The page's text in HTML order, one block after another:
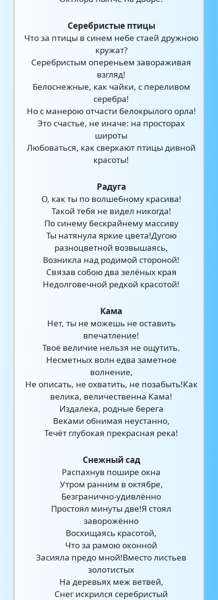
Серебристые птицы
Что за птицы в синем небе стаей дружною
кружат?
Серебристым опереньем завораживая
взгляд!
Белоснежные, как чайки, с переливом
серебра!
Но с манерою отчасти белокрылого орла!
Это счастье, не иначе: на просторах
широты
Любоваться, как сверкают птицы дивной
красоты!
Радуга
О, как ты по волшебному красива!
Такой тебя не видел никогда!
По синему бескрайнему массиву
Ты натянула яркие цвета!Дугою
разноцветной возвышаясь,
Возникла над родимой стороной!
Связав собою два зелёных края
Недолговечной редкой красотой!
Кама
Нет, ты не можешь не оставить
впечатление!
Твоё величие нельзя не ощутить.
Несметных волн едва заметное
волнение,
Не описать, не охватить, не позабыть!Как
велика, величественна Кама!
Издалека, родные берега
Веками обнимая неустанно,
Течёт глубокая прекрасная река!
Снежный сад
Распахнув пошире окна
Утром ранним в октябре,
Безгранично-удивлённо
Простоял минуты две!Я стоял
заворожённо
Восхищаясь красотой,
Что за рамою оконной
Засияла предо мной!Вместо листьев
золотистых
На деревьях меж ветвей,
Снег искрился серебристый